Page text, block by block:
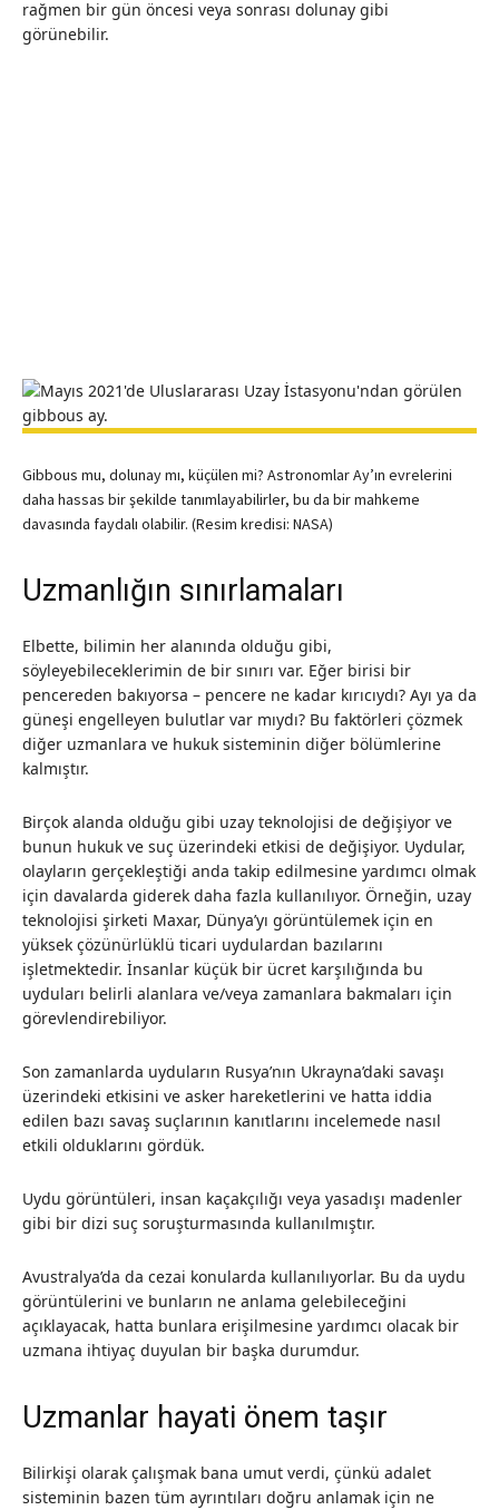
rağmen bir gün öncesi veya sonrası dolunay gibi
görünebilir.
Gibbous mu, dolunay mı, küçülen mi? Astronomlar Ay’ın evrelerini
daha hassas bir şekilde tanımlayabilirler, bu da bir mahkeme
davasında faydalı olabilir. (Resim kredisi: NASA)
Uzmanlığın sınırlamaları
Elbette, bilimin her alanında olduğu gibi,
söyleyebileceklerimin de bir sınırı var. Eğer birisi bir
pencereden bakıyorsa – pencere ne kadar kırıcıydı? Ayı ya da
güneşi engelleyen bulutlar var mıydı? Bu faktörleri çözmek
diğer uzmanlara ve hukuk sisteminin diğer bölümlerine
kalmıştır.
Birçok alanda olduğu gibi uzay teknolojisi de değişiyor ve
bunun hukuk ve suç üzerindeki etkisi de değişiyor. Uydular,
olayların gerçekleştiği anda takip edilmesine yardımcı olmak
için davalarda giderek daha fazla kullanılıyor. Örneğin, uzay
teknolojisi şirketi Maxar, Dünya’yı görüntülemek için en
yüksek çözünürlüklü ticari uydulardan bazılarını
işletmektedir. İnsanlar küçük bir ücret karşılığında bu
uyduları belirli alanlara ve/veya zamanlara bakmaları için
görevlendirebiliyor.
Son zamanlarda uyduların Rusya’nın Ukrayna’daki savaşı
üzerindeki etkisini ve asker hareketlerini ve hatta iddia
edilen bazı savaş suçlarının kanıtlarını incelemede nasıl
etkili olduklarını gördük.
Uydu görüntüleri, insan kaçakçılığı veya yasadışı madenler
gibi bir dizi suç soruşturmasında kullanılmıştır.
Avustralya’da da cezai konularda kullanılıyorlar. Bu da uydu
görüntülerini ve bunların ne anlama gelebileceğini
açıklayacak, hatta bunlara erişilmesine yardımcı olacak bir
uzmana ihtiyaç duyulan bir başka durumdur.
Uzmanlar hayati önem taşır
Bilirkişi olarak çalışmak bana umut verdi, çünkü adalet
sisteminin bazen tüm ayrıntıları doğru anlamak için ne